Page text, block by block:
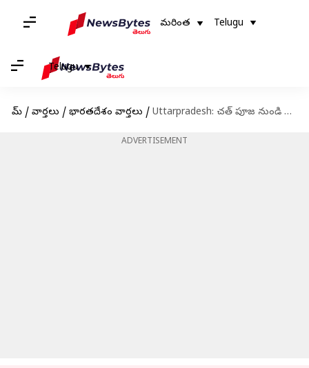
మరింత Telugu
Telugu
హోమ్ / వార్తలు / భారతదేశం వార్తలు / Uttarpradesh: చత్ పూజ నుండి తిరిగి వస్తుండగా విద్యార్థినిపై సామూహిక అత్యాచారం
ADVERTISEMENT